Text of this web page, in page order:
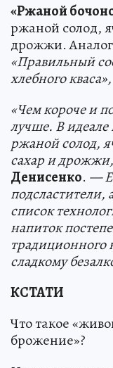
«Ржаной
ржаной солод,
дрожжи.
«Правильный
хлебного
«Чем короче и
лучше. В
ржаной солод,
сахар и
Денисенко. —
список
напиток
традиционного
сладкому
КСТАТИ
Что такое
брожение»?